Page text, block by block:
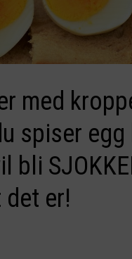
med
spiser egg
bli
det er!